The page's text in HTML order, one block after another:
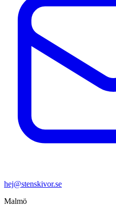
hej@stenskivor.se
Malmö